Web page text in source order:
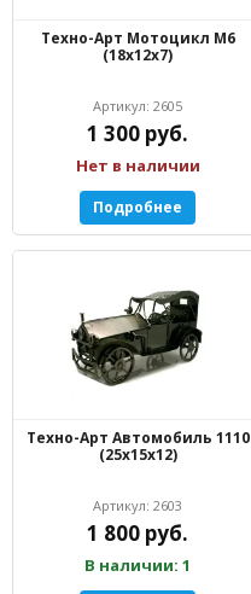
Техно-Арт Мотоцикл М6
(18х12х7)
Артикул: 2605
1 300 руб.
Нет в наличии
Подробнее
Техно-Арт Автомобиль 1110
(25х15х12)
Артикул: 2603
1 800 руб.
В наличии: 1